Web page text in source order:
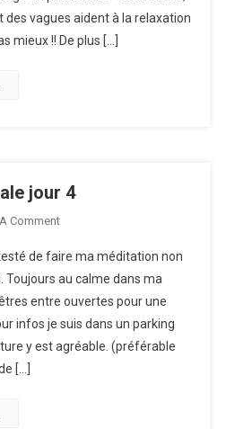
vagues aident à la relaxation
mieux !! De plus […]
jour 4
CommentOn
Musicale
Jour
4
de faire ma méditation non
Toujours au calme dans ma
entre ouvertes pour une
infos je suis dans un parking
y est agréable. (préférable
[…]